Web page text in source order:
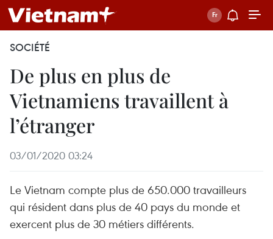
SOCIÉTÉ
De plus en plus de
Vietnamiens travaillent à
l’étranger
03/01/2020 03:24
Le Vietnam compte plus de 650.000 travailleurs
qui résident dans plus de 40 pays du monde et
exercent plus de 30 métiers différents.